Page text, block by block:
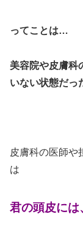
ってことは…
美容院や皮膚科
いない状態だっ
皮膚科の医師や
は
君の頭皮には